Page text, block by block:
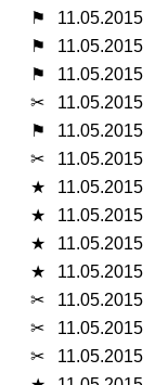
⚑
11.05.2015
⚑
11.05.2015
⚑
11.05.2015
✂
11.05.2015
⚑
11.05.2015
✂
11.05.2015
★
11.05.2015
★
11.05.2015
★
11.05.2015
★
11.05.2015
✂
11.05.2015
✂
11.05.2015
✂
11.05.2015